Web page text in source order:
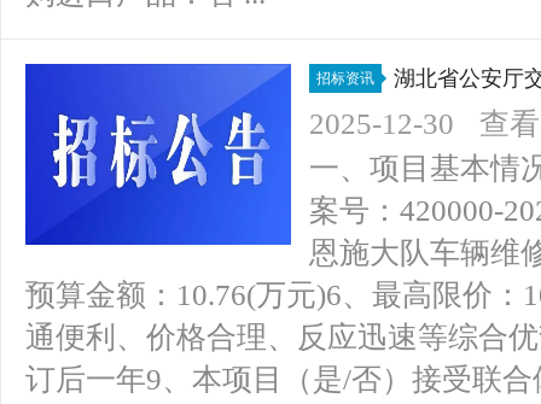
招标资讯
湖北省公安厅
谈判公告
2025-12-30
查
一、项目基本情
案号：420000-
恩施大队车辆维
预算金额：10.76(万元)6、最高限价：
通便利、价格合理、反应迅速等综合
订后一年9、本项目（是/否）接受联